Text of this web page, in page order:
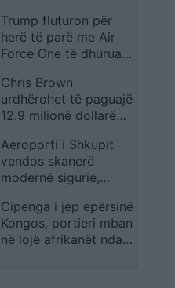
ushtarake në Kinë
Trump fluturon për
herë të parë me Air
Force One të dhuruar
“vërtet mbresëlënës”
dhe thotë se SHBA
nuk do të ndërtonte
Chris Brown
urdhërohet të paguajë
12.9 milionë dollarë
pastruesen e shtëpisë:
“E bleva për arsye
sigurie”
Aeroporti i Shkupit
vendos skanerë
modernë sigurie,
nuk do të nxirren më
nga çantat
Cipenga i jep epërsinë
Kongos, portieri mban
në lojë afrikanët ndaj